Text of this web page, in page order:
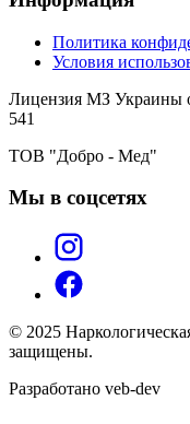
Политика
Условия
Лицензия МЗ Украины
541
ТОВ "Добро - Мед"
Мы в соцсетях
© 2025
защищены.
Разработано veb-dev